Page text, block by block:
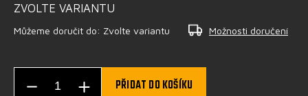
ZVOLTE VARIANTU
Můžeme doručit do: Zvolte variantu Možnosti doručení
PŘIDAT DO KOŠÍKU